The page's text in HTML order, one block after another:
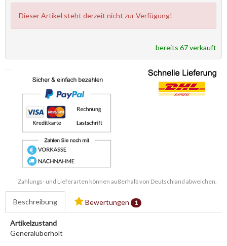
Dieser Artikel steht derzeit nicht zur Verfügung!
bereits 67 verkauft
Zahlungs- und Lieferarten können außerhalb von Deutschland abweichen.
Beschreibung Bewertungen 1
Artikelzustand
Generalüberholt